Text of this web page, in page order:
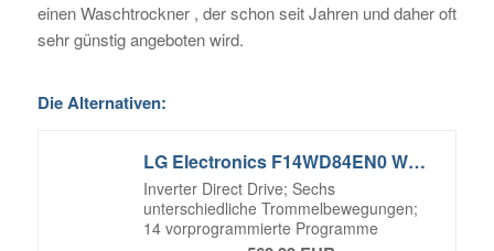
einen Waschtrockner , der schon seit Jahren und daher oft
sehr günstig angeboten wird.
Die Alternativen:
LG Electronics F14WD84EN0 Waschtrockner / A / 1078 kWh/Jahr / 1400 UpM / 8 kg / 195 L / Inverter Direct Drive
Inverter Direct Drive; Sechs
unterschiedliche Trommelbewegungen;
14 vorprogrammierte Programme